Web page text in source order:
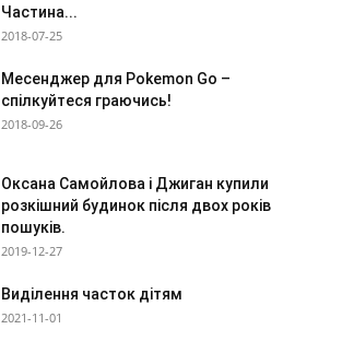
Частина...
2018-07-25
Месенджер для Pokemon Go –
спілкуйтеся граючись!
2018-09-26
Оксана Самойлова і Джиган купили
розкішний будинок після двох років
пошуків.
2019-12-27
Виділення часток дітям
2021-11-01